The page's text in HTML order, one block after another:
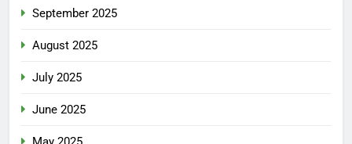
September 2025
August 2025
July 2025
June 2025